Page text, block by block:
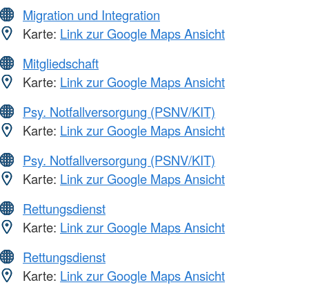
Migration und Integration
Karte: Link zur Google Maps Ansicht
Mitgliedschaft
Karte: Link zur Google Maps Ansicht
Psy. Notfallversorgung (PSNV/KIT)
Karte: Link zur Google Maps Ansicht
Psy. Notfallversorgung (PSNV/KIT)
Karte: Link zur Google Maps Ansicht
Rettungsdienst
Karte: Link zur Google Maps Ansicht
Rettungsdienst
Karte: Link zur Google Maps Ansicht